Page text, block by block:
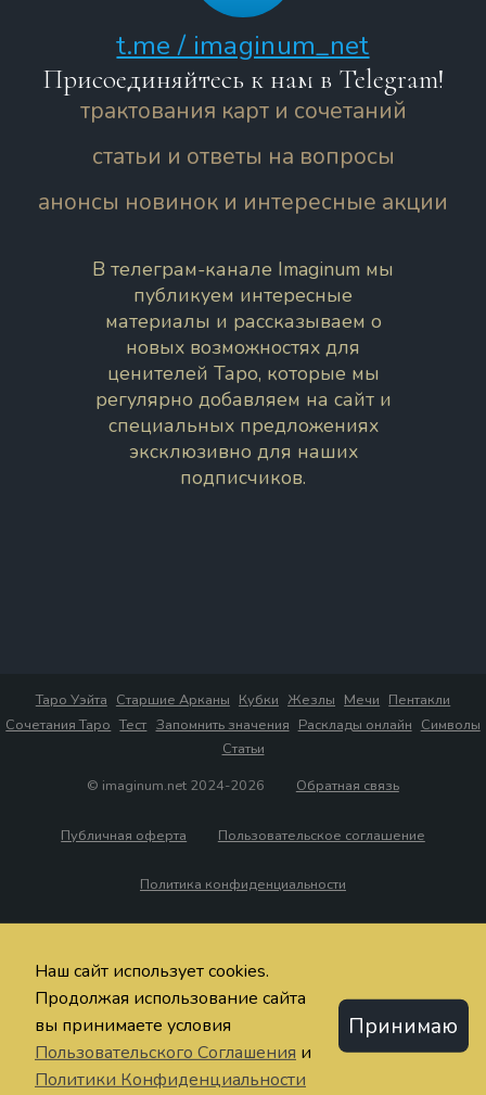
t.me / imaginum_net
Присоединяйтесь к нам в Telegram!
трактования карт и сочетаний
статьи и ответы на вопросы
анонсы новинок и интересные акции
В телеграм-канале Imaginum мы
публикуем интересные
материалы и рассказываем о
новых возможностях для
ценителей Таро, которые мы
регулярно добавляем на сайт и
специальных предложениях
эксклюзивно для наших
подписчиков.
Таро Уэйта Старшие Арканы Кубки Жезлы Мечи Пентакли
Сочетания Таро Тест Запомнить значения Расклады онлайн Символы
Статьи
© imaginum.net 2024-2026
Обратная связь
Публичная оферта Пользовательское соглашение
Политика конфиденциальности
Наш сайт использует cookies.
Продолжая использование сайта
вы принимаете условия
Пользовательского Соглашения и
Политики Конфиденциальности
Принимаю